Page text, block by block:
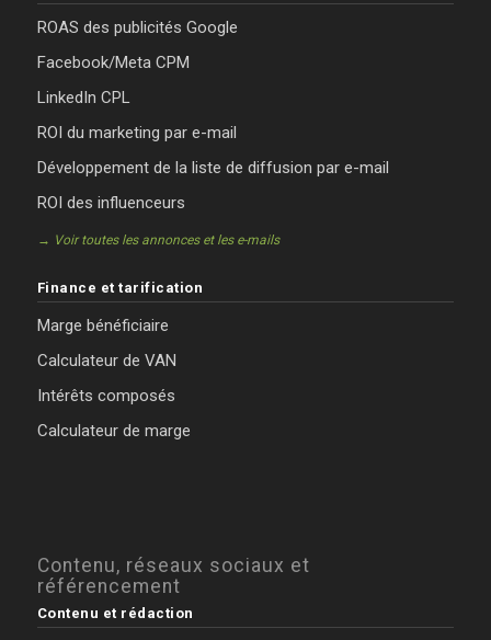
ROAS des publicités Google
Facebook/Meta CPM
LinkedIn CPL
ROI du marketing par e-mail
Développement de la liste de diffusion par e-mail
ROI des influenceurs
→ Voir toutes les annonces et les e-mails
Finance et tarification
Marge bénéficiaire
Calculateur de VAN
Intérêts composés
Calculateur de marge
Contenu, réseaux sociaux et
référencement
Contenu et rédaction